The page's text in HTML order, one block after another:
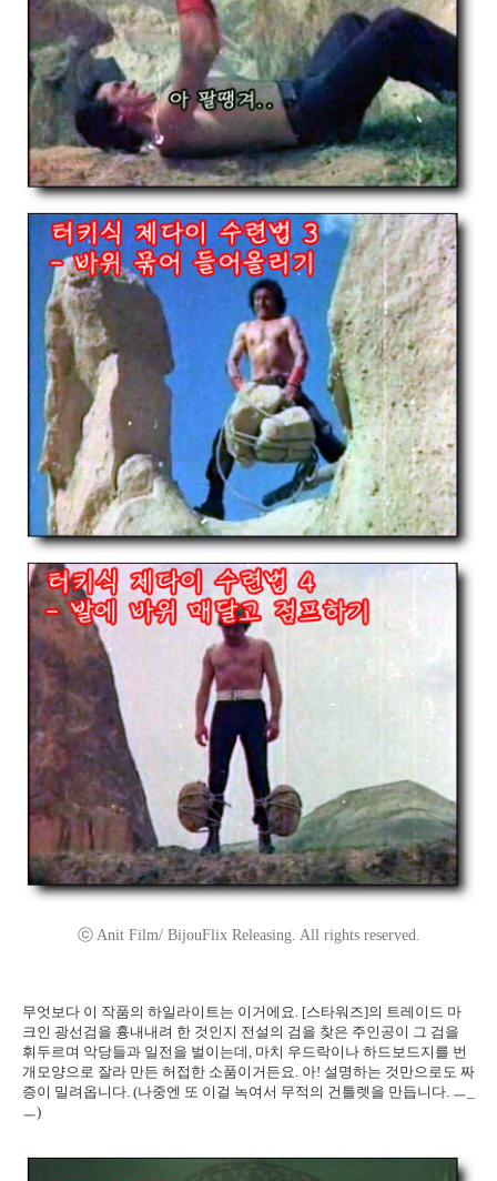
ⓒ Anit Film/ BijouFlix Releasing. All rights reserved.
무엇보다 이 작품의 하일라이트는 이거에요. [스타워즈]의 트레이드 마
크인 광선검을 흉내내려 한 것인지 전설의 검을 찾은 주인공이 그 검을
휘두르며 악당들과 일전을 벌이는데, 마치 우드락이나 하드보드지를 번
개모양으로 잘라 만든 허접한 소품이거든요. 아! 설명하는 것만으로도 짜
증이 밀려옵니다. (나중엔 또 이걸 녹여서 무적의 건틀렛을 만듭니다. ㅡ_
ㅡ)